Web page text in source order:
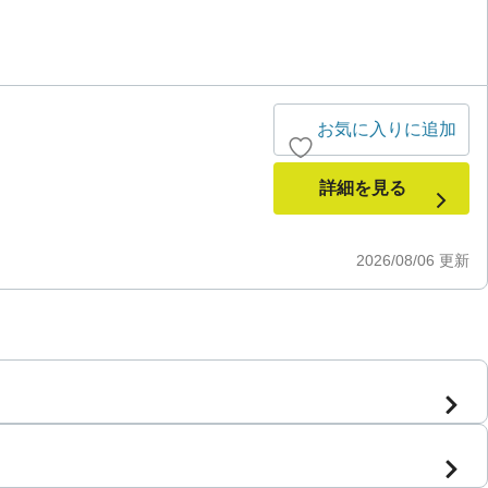
2026/08/06 更新
お気に入りに追加
詳細を見る